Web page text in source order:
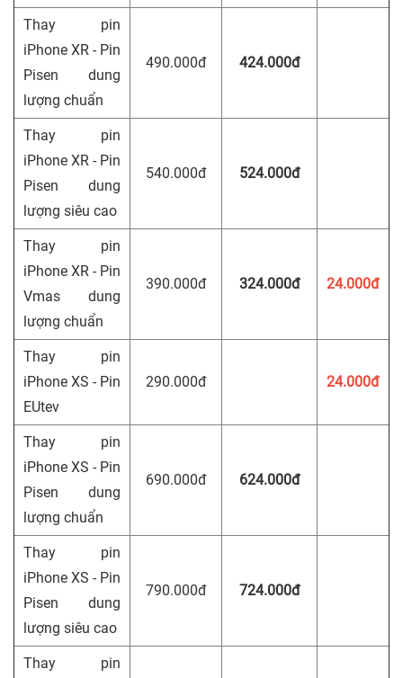
Thay pin
iPhone XR - Pin
Pisen dung
lượng chuẩn
490.000đ 424.000đ
Thay pin
iPhone XR - Pin
Pisen dung
lượng siêu cao
540.000đ 524.000đ
Thay pin
iPhone XR - Pin
Vmas dung
lượng chuẩn
390.000đ 324.000đ 24.000đ
Thay pin
iPhone XS - Pin
EUtev
290.000đ 24.000đ
Thay pin
iPhone XS - Pin
Pisen dung
lượng chuẩn
690.000đ 624.000đ
Thay pin
iPhone XS - Pin
Pisen dung
lượng siêu cao
790.000đ 724.000đ
Thay pin